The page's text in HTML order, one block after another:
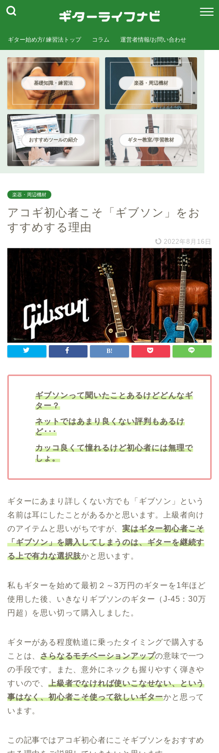
ギター始め方/ 練習法トップ コラム 運営者情報/お問い合わせ
基礎知識・練習法 楽器・周辺機材
おすすめツールの紹介 ギター教室/学習教材
楽器・周辺機材
アコギ初心者こそ「ギブソン」をお
すすめする理由
2022年8月16日
ギブソンって聞いたことあるけどどんなギ
ター？
ネットではあまり良くない評判もあるけ
ど･･･
カッコ良くて憧れるけど初心者には無理で
しょ。
ギターにあまり詳しくない方でも「ギブソン」という
名前は耳にしたことがあるかと思います。上級者向け
のアイテムと思いがちですが、実はギター初心者こそ
「ギブソン」を購入してしまうのは、ギターを継続す
る上で有力な選択肢かと思います。
私もギターを始めて最初２～3万円のギターを1年ほど
使用した後、いきなりギブソンのギター（J-45：30万
円超）を思い切って購入しました。
ギターがある程度軌道に乗ったタイミングで購入する
ことは、さらなるモチベーションアップの意味で一つ
の手段です。また、意外にネックも握りやすく弾きや
すいので、 上級者でなければ使いこなせない、という
事はなく、初心者こそ使って欲しいギターかと思って
います。
この記事ではアコギ初心者にこそギブソンをおすすめ